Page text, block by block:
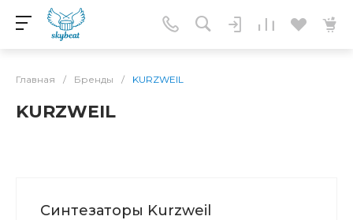
Главная / Бренды / KURZWEIL
KURZWEIL
Синтезаторы Kurzweil